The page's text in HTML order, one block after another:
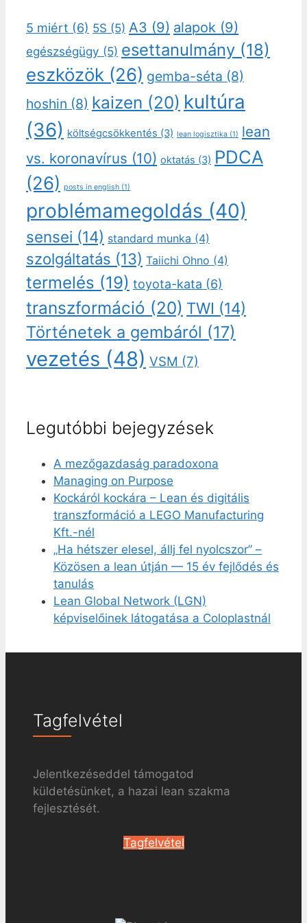
5 miért (6) 5S (5) A3 (9) alapok (9)
egészségügy (5) esettanulmány (18)
eszközök (26) gemba-séta (8)
hoshin (8) kaizen (20) kultúra
(36) költségcsökkentés (3) lean logisztika (1) lean
vs. koronavírus (10) oktatás (3) PDCA
(26) posts in english (1)
problémamegoldás (40)
sensei (14) standard munka (4)
szolgáltatás (13) Taiichi Ohno (4)
termelés (19) toyota-kata (6)
transzformáció (20) TWI (14)
Történetek a gembáról (17)
vezetés (48) VSM (7)
Legutóbbi bejegyzések
A mezőgazdaság paradoxona
Managing on Purpose
Kockáról kockára – Lean és digitális
transzformáció a LEGO Manufacturing
Kft.-nél
„Ha hétszer elesel, állj fel nyolcszor” –
Közösen a lean útján — 15 év fejlődés és
tanulás
Lean Global Network (LGN)
képviselőinek látogatása a Coloplastnál
Tagfelvétel
Jelentkezéseddel támogatod
küldetésünket, a hazai lean szakma
fejlesztését.
Tagfelvétel